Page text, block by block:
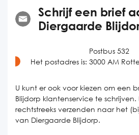
Schrijf een brief
Diergaarde
Het postadres is:
Postbus 532
3000 AM
U kunt er ook voor kiezen om een
Blijdorp klantenservice te schrijven.
rechtstreeks verzenden naar het
van Diergaarde Blijdorp.